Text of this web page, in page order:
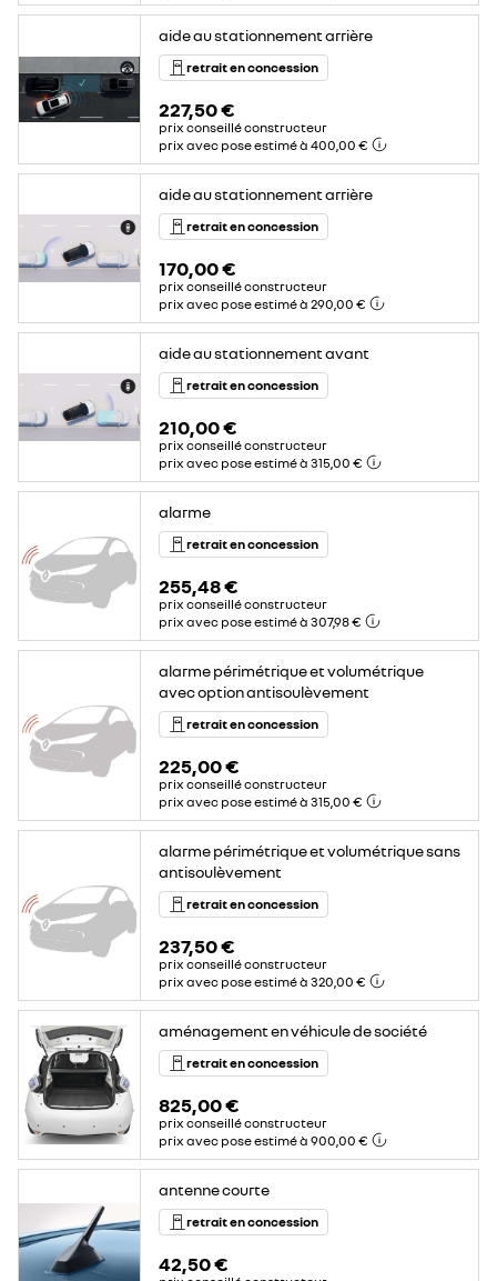
aide au stationnement arrière
retrait en concession
227,50 €
prix conseillé constructeur
prix avec pose estimé à 400,00 €
aide au stationnement arrière
retrait en concession
170,00 €
prix conseillé constructeur
prix avec pose estimé à 290,00 €
aide au stationnement avant
retrait en concession
210,00 €
prix conseillé constructeur
prix avec pose estimé à 315,00 €
alarme
retrait en concession
255,48 €
prix conseillé constructeur
prix avec pose estimé à 307,98 €
alarme périmétrique et volumétrique
avec option antisoulèvement
retrait en concession
225,00 €
prix conseillé constructeur
prix avec pose estimé à 315,00 €
alarme périmétrique et volumétrique sans
antisoulèvement
retrait en concession
237,50 €
prix conseillé constructeur
prix avec pose estimé à 320,00 €
aménagement en véhicule de société
retrait en concession
825,00 €
prix conseillé constructeur
prix avec pose estimé à 900,00 €
antenne courte
retrait en concession
42,50 €